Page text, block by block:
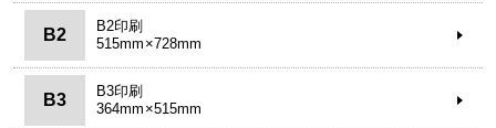
B2
B2印刷
515mm×728mm
B3
B3印刷
364mm×515mm